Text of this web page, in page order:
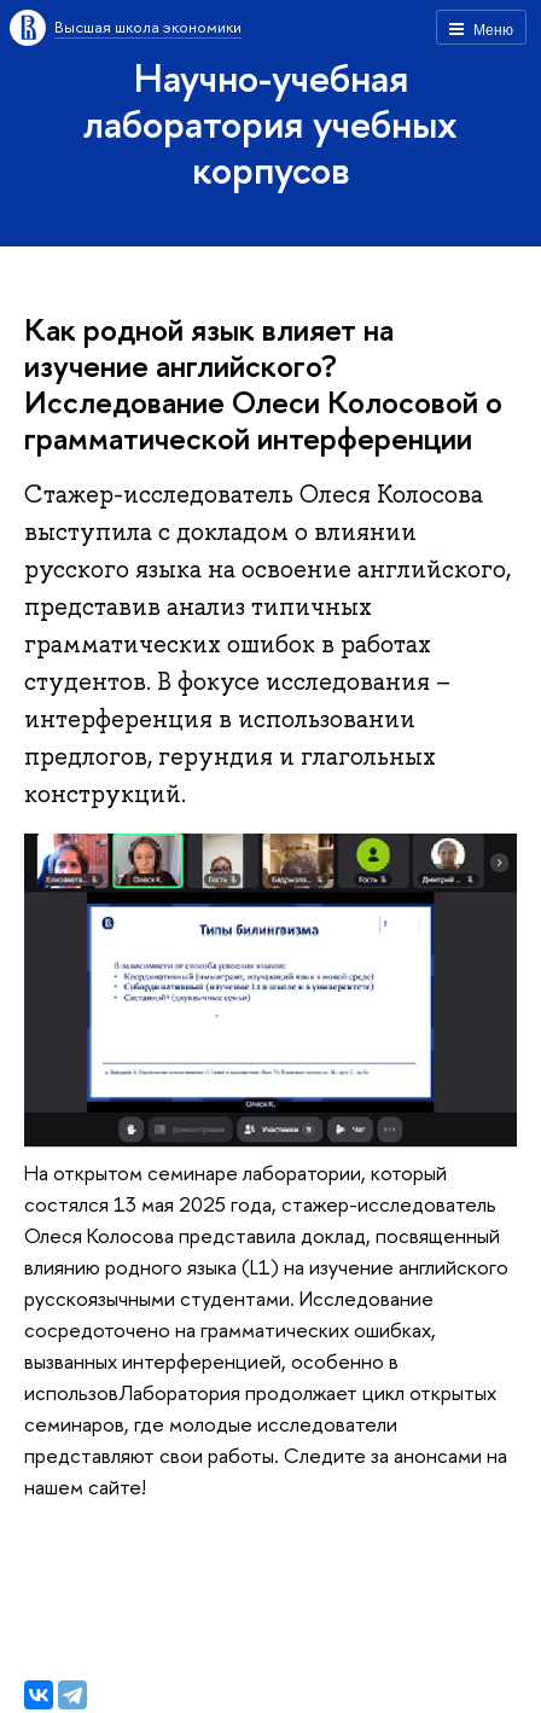
Меню
Высшая школа экономики
Научно-учебная
лаборатория учебных
корпусов
Как родной язык влияет на
изучение английского?
Исследование Олеси Колосовой о
грамматической интерференции
Стажер-исследователь Олеся Колосова
выступила с докладом о влиянии
русского языка на освоение английского,
представив анализ типичных
грамматических ошибок в работах
студентов. В фокусе исследования –
интерференция в использовании
предлогов, герундия и глагольных
конструкций.
На открытом семинаре лаборатории, который
состялся 13 мая 2025 года, стажер-исследователь
Олеся Колосова представила доклад, посвященный
влиянию родного языка (L1) на изучение английского
русскоязычными студентами. Исследование
сосредоточено на грамматических ошибках,
вызванных интерференцией, особенно в
использовЛаборатория продолжает цикл открытых
семинаров, где молодые исследователи
представляют свои работы. Следите за анонсами на
нашем сайте!